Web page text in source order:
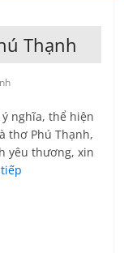
Thạnh
nghĩa, thể hiện
thơ Phú Thạnh,
yêu thương, xin